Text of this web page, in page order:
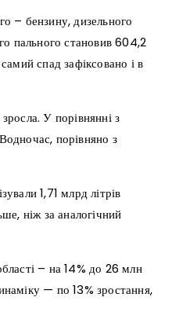
– бензину, дизельного
пального становив 604,2
спад зафіксовано і в
У порівнянні з
порівняно з
1,71 млрд літрів
ніж за аналогічний
– на 14% до 26 млн
— по 13% зростання,